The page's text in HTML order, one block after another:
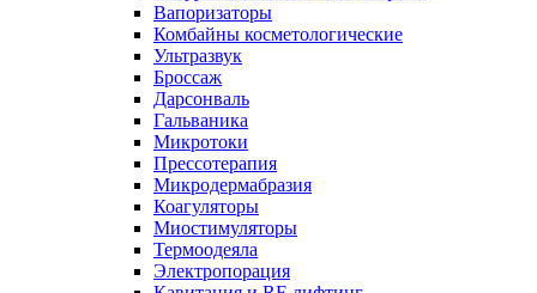
Вапоризаторы
Комбайны косметологические
Ультразвук
Броссаж
Дарсонваль
Гальваника
Микротоки
Прессотерапия
Микродермабразия
Коагуляторы
Миостимуляторы
Термоодеяла
Электропорация